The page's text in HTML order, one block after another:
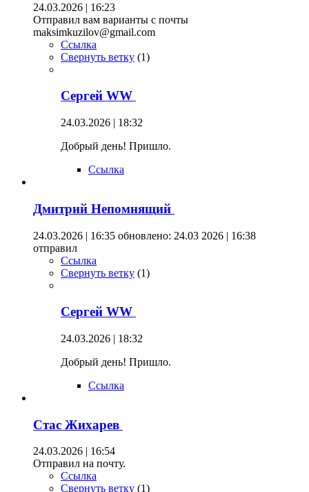
24.03.2026 | 16:23
Отправил вам варианты с почты
maksimkuzilov@gmail.com
Ссылка
Свернуть ветку (1)
Сергей WW
24.03.2026 | 18:32
Добрый день! Пришло.
Ссылка
Дмитрий Непомнящий
24.03.2026 | 16:35 обновлено: 24.03 2026 | 16:38
отправил
Ссылка
Свернуть ветку (1)
Сергей WW
24.03.2026 | 18:32
Добрый день! Пришло.
Ссылка
Стас Жихарев
24.03.2026 | 16:54
Отправил на почту.
Ссылка
Свернуть ветку (1)